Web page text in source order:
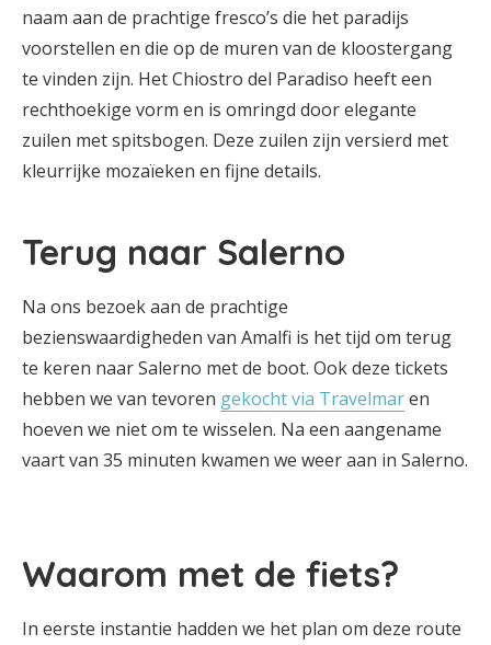
naam aan de prachtige fresco’s die het paradijs
voorstellen en die op de muren van de kloostergang
te vinden zijn. Het Chiostro del Paradiso heeft een
rechthoekige vorm en is omringd door elegante
zuilen met spitsbogen. Deze zuilen zijn versierd met
kleurrijke mozaïeken en fijne details.
Terug naar Salerno
Na ons bezoek aan de prachtige
bezienswaardigheden van Amalfi is het tijd om terug
te keren naar Salerno met de boot. Ook deze tickets
hebben we van tevoren gekocht via Travelmaren
hoeven we niet om te wisselen. Na een aangename
vaart van 35 minuten kwamen we weer aan in Salerno.
Waarom met de fiets?
In eerste instantie hadden we het plan om deze route